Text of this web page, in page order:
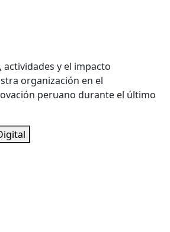
actividades y el impacto
organización en el
peruano durante el último